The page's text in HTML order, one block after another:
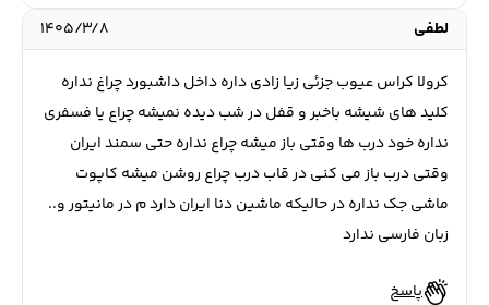
لطفی
۱۴۰۵/۳/۸
کرولا کراس عیوب جزئی زیا زادی داره داخل داشبورد چراغ نداره
کلید های شیشه باخبر و قفل در شب دیده نمیشه چراع یا فسفری
نداره خود درب ها وقتی باز میشه چراع نداره حتی سمند ایران
وقتی درب باز می کنی در قاب درب چراع روشن میشه کاپوت
ماشی جک نداره در حالیکه ماشین دنا ایران دارد م در مانیتور و..
زبان فارسی ندارد
پاسخ